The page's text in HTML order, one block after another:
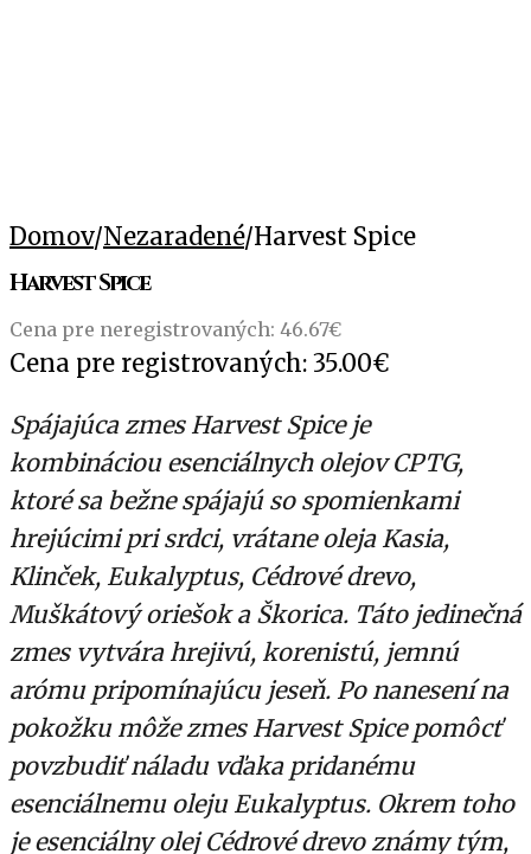
Domov/Nezaradené/Harvest Spice
Harvest Spice
Cena pre neregistrovaných: 46.67€
Cena pre registrovaných: 35.00€
Spájajúca zmes Harvest Spice je
kombináciou esenciálnych olejov CPTG,
ktoré sa bežne spájajú so spomienkami
hrejúcimi pri srdci, vrátane oleja Kasia,
Klinček, Eukalyptus, Cédrové drevo,
Muškátový oriešok a Škorica. Táto jedinečná
zmes vytvára hrejivú, korenistú, jemnú
arómu pripomínajúcu jeseň. Po nanesení na
pokožku môže zmes Harvest Spice pomôcť
povzbudiť náladu vďaka pridanému
esenciálnemu oleju Eukalyptus. Okrem toho
je esenciálny olej Cédrové drevo známy tým,